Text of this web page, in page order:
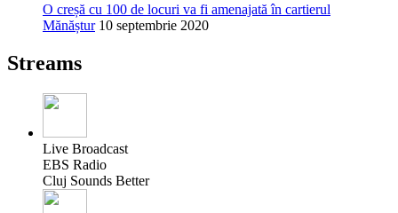
O creșă cu 100 de locuri va fi amenajată în cartierul
Mănăștur 10 septembrie 2020
Streams
Live Broadcast
EBS Radio
Cluj Sounds Better